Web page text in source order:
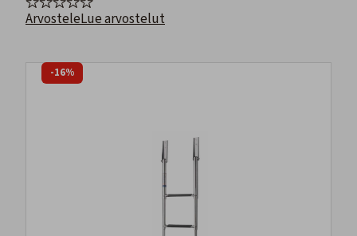
ArvosteleLue arvostelut
-16%